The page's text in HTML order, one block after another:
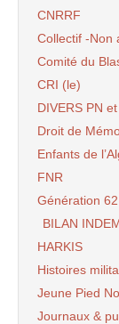
CNRRF
Collectif -Non
Comité du
CRI (le)
DIVERS PN
Droit de
Enfants de
FNR
Génération 62
BILAN
HARKIS
Histoires
Jeune Pied
Journaux &